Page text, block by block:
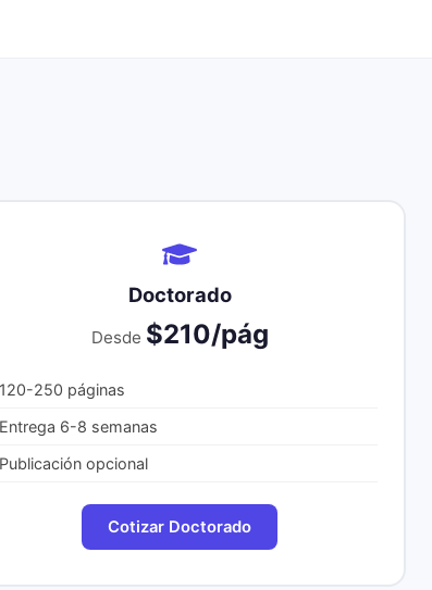
Doctorado
Desde $210/pág
120-250 páginas
Entrega 6-8 semanas
Publicación opcional
Cotizar Doctorado